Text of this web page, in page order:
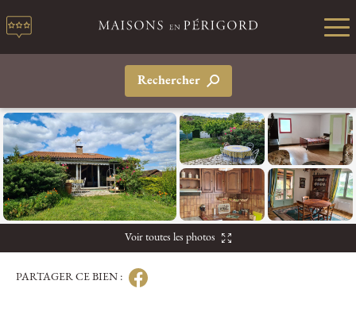
Rechercher
Voir toutes les photos
PARTAGER CE BIEN :